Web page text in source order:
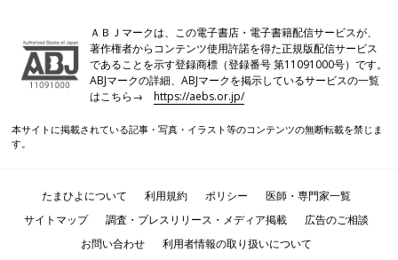
ＡＢＪマークは、この電子書店・電子書籍配信サービスが、
著作権者からコンテンツ使用許諾を得た正規版配信サービス
であることを示す登録商標（登録番号 第11091000号）です。
ABJマークの詳細、ABJマークを掲示しているサービスの一覧
はこちら→https://aebs.or.jp/
本サイトに掲載されている記事・写真・イラスト等のコンテンツの無断転載を禁じま
す。
たまひよについて 利用規約 ポリシー
医師・専門家一覧
サイトマップ
調査・プレスリリース・メディア掲載
広告のご相談
お問い合わせ
利用者情報の取り扱いについて